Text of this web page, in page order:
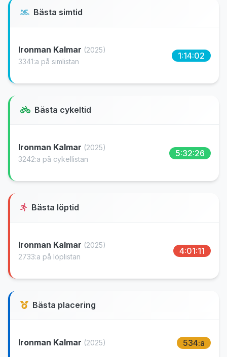
Bästa simtid
Ironman Kalmar (2025)
3341:a på simlistan
1:14:02
Bästa cykeltid
Ironman Kalmar (2025)
3242:a på cykellistan
5:32:26
Bästa löptid
Ironman Kalmar (2025)
2733:a på löplistan
4:01:11
Bästa placering
Ironman Kalmar (2025) 534:a